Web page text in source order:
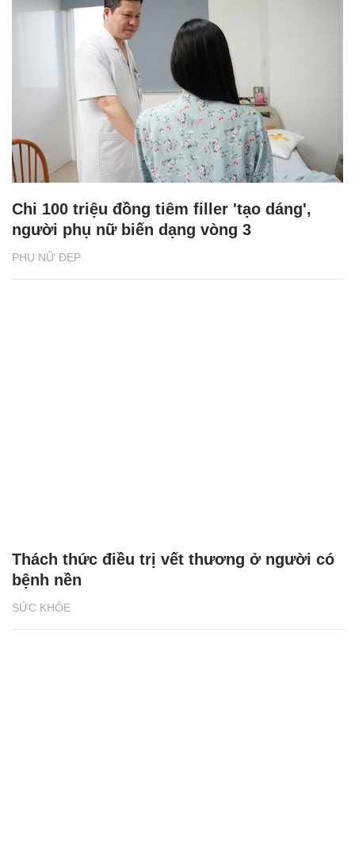
PHỤ NỮ ĐẸP
Chi 100 triệu đồng tiêm filler 'tạo dáng',
người phụ nữ biến dạng vòng 3
SỨC KHỎE
Thách thức điều trị vết thương ở người có
bệnh nền